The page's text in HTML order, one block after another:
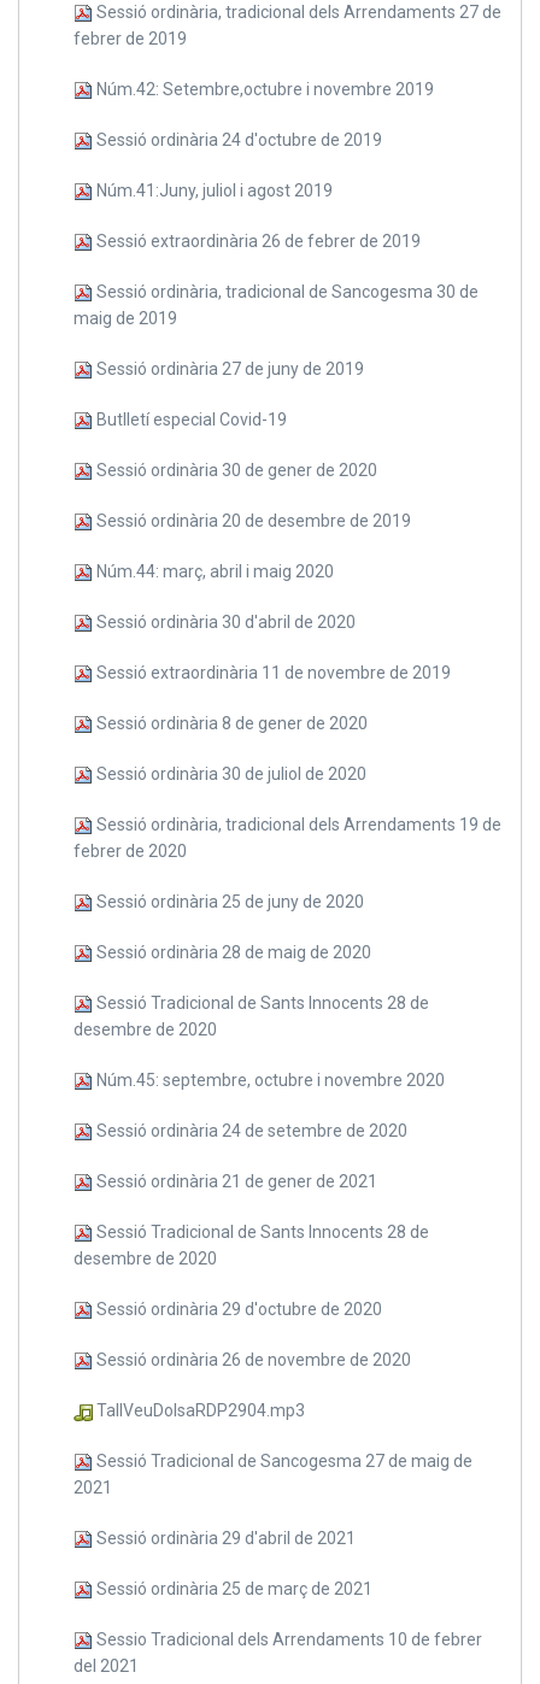
Sessió ordinària, tradicional dels Arrendaments 27 de
febrer de 2019
Núm.42: Setembre,octubre i novembre 2019
Sessió ordinària 24 d'octubre de 2019
Núm.41:Juny, juliol i agost 2019
Sessió extraordinària 26 de febrer de 2019
Sessió ordinària, tradicional de Sancogesma 30 de
maig de 2019
Sessió ordinària 27 de juny de 2019
Butlletí especial Covid-19
Sessió ordinària 30 de gener de 2020
Sessió ordinària 20 de desembre de 2019
Núm.44: març, abril i maig 2020
Sessió ordinària 30 d'abril de 2020
Sessió extraordinària 11 de novembre de 2019
Sessió ordinària 8 de gener de 2020
Sessió ordinària 30 de juliol de 2020
Sessió ordinària, tradicional dels Arrendaments 19 de
febrer de 2020
Sessió ordinària 25 de juny de 2020
Sessió ordinària 28 de maig de 2020
Sessió Tradicional de Sants Innocents 28 de
desembre de 2020
Núm.45: septembre, octubre i novembre 2020
Sessió ordinària 24 de setembre de 2020
Sessió ordinària 21 de gener de 2021
Sessió Tradicional de Sants Innocents 28 de
desembre de 2020
Sessió ordinària 29 d'octubre de 2020
Sessió ordinària 26 de novembre de 2020
TallVeuDolsaRDP2904.mp3
Sessió Tradicional de Sancogesma 27 de maig de
2021
Sessió ordinària 29 d'abril de 2021
Sessió ordinària 25 de març de 2021
Sessio Tradicional dels Arrendaments 10 de febrer
del 2021